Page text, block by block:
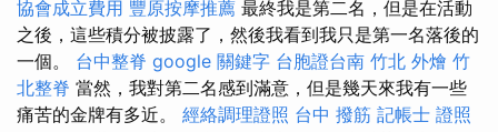
協會成立費用 豐原按摩推薦 最終我是第二名，但是在活動
之後，這些積分被披露了，然後我看到我只是第一名落後的
一個。 台中整脊 google 關鍵字 台胞證台南 竹北 外燴 竹
北整脊 當然，我對第二名感到滿意，但是幾天來我有一些
痛苦的金牌有多近。 經絡調理證照 台中 撥筋 記帳士 證照